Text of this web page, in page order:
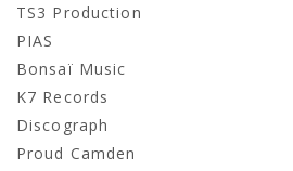
TS3 Production
PIAS
Bonsaï Music
K7 Records
Discograph
Proud Camden